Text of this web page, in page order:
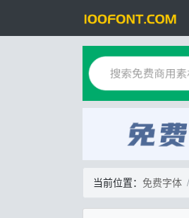
当前位置： 免费字体